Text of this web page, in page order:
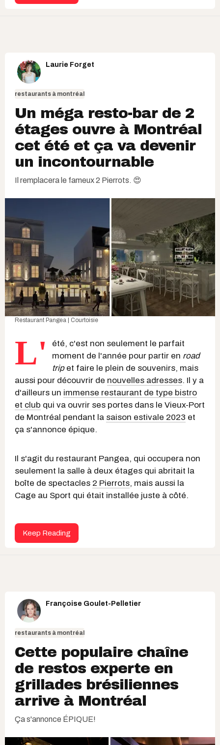
Laurie Forget
restaurants à montréal
Un méga resto-bar de 2
étages ouvre à Montréal
cet été et ça va devenir
un incontournable
Il remplacera le fameux 2 Pierrots. 😍
Restaurant Pangea | Courtoisie
L'
été, c'est non seulement le parfait
moment de l'année pour partir en road
tripet faire le plein de souvenirs, mais
aussi pour découvrir de nouvelles adresses. Il y a
d'ailleurs un immense restaurant de type bistro
et club qui va ouvrir ses portes dans le Vieux-Port
de Montréal pendant la saison estivale 2023 et
ça s'annonce épique.
Il s'agit du restaurant Pangea, qui occupera non
seulement la salle à deux étages qui abritait la
boîte de spectacles 2 Pierrots, mais aussi la
Cage au Sport qui était installée juste à côté.
Keep Reading
Françoise Goulet-Pelletier
restaurants à montréal
Cette populaire chaîne
de restos experte en
grillades brésiliennes
arrive à Montréal
Ça s'annonce ÉPIQUE!